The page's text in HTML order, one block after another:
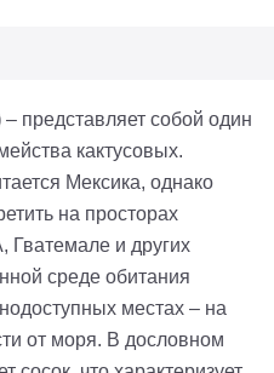
– представляет собой один
кактусовых.
Мексика, однако
на просторах
и других
среде обитания
местах – на
от моря. В дословном